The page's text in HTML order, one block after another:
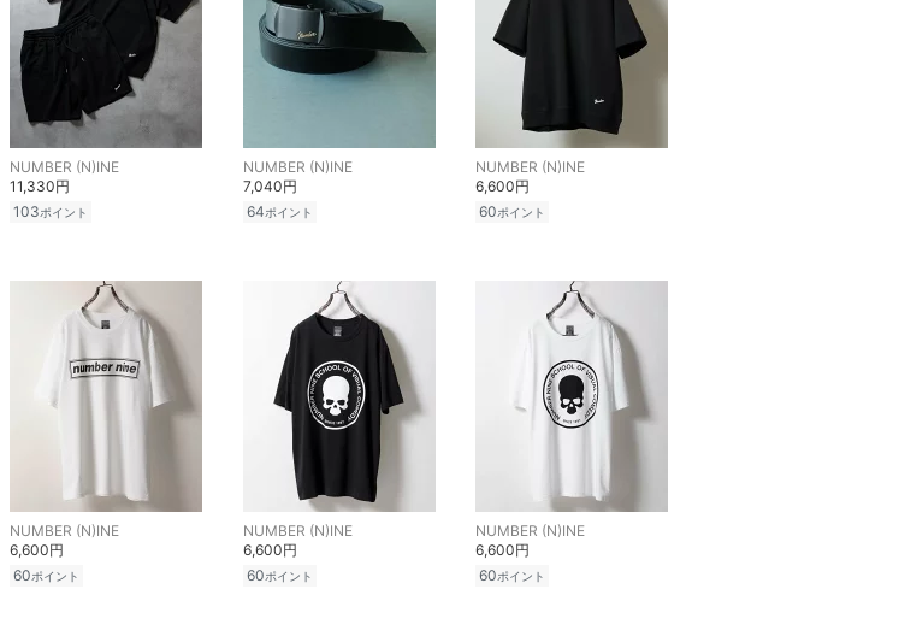
NUMBER (N)INE
11,330円
103ポイント
NUMBER (N)INE
7,040円
64ポイント
NUMBER (N)INE
6,600円
60ポイント
NUMBER (N)INE
6,600円
60ポイント
NUMBER (N)INE
6,600円
60ポイント
NUMBER (N)INE
6,600円
60ポイント